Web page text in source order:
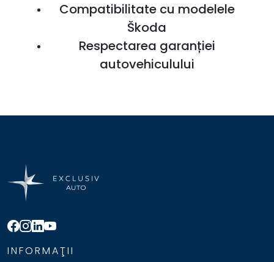
Compatibilitate cu modelele
Škoda
Respectarea garanției
autovehiculului
INFORMAŢII